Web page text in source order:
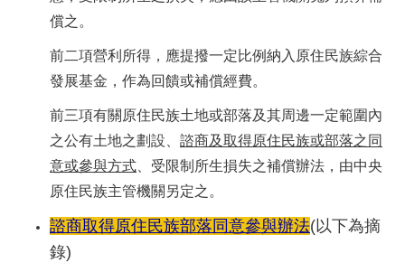
償之。
前二項營利所得，應提撥一定比例納入原住民族綜合
發展基金，作為回饋或補償經費。
前三項有關原住民族土地或部落及其周邊一定範圍內
之公有土地之劃設、 諮商及取得原住民族或部落之同
意或參與方式 、受限制所生損失之補償辦法，由中央
原住民族主管機關另定之。
諮商取得原住民族部落同意參與辦法(以下為摘
錄)